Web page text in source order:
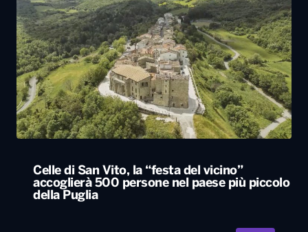
Celle di San Vito, la “festa del vicino”
accoglierà 500 persone nel paese più piccolo
della Puglia